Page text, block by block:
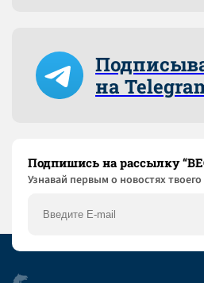
на
Подпишись на рассылку
Узнaвай первым о новостях